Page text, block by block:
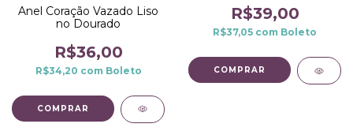
Anel Coração Vazado Liso
no Dourado
R$36,00
R$34,20 com Boleto
COMPRAR
R$39,00
R$37,05 com Boleto
COMPRAR